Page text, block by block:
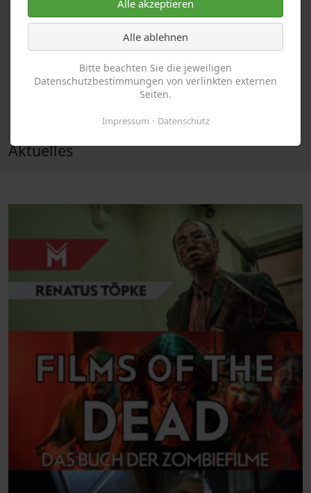
Aktuelles
Alle akzeptieren
Alle ablehnen
Bitte beachten Sie die jeweiligen
Datenschutzbestimmungen von verlinkten externen
Seiten.
Impressum Datenschutz